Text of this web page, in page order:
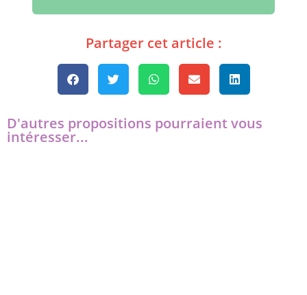
Partager cet article :
D'autres propositions pourraient vous
intéresser...